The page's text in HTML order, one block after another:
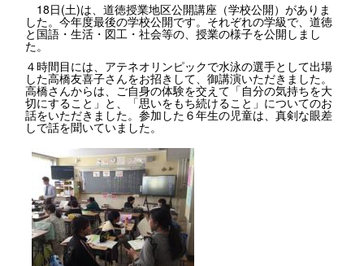
18日(土)は、道徳授業地区公開講座（学校公開）がありま
した。今年度最後の学校公開です。それぞれの学級で、道徳
と国語・生活・図工・社会等の、授業の様子を公開しまし
た。
４時間目には、アテネオリンピックで水泳の選手として出場
した高橋友喜子さんをお招きして、御講演いただきました。
高橋さんからは、ご自身の体験を交えて「自分の気持ちを大
切にすること」と、「思いをもち続けること」についてのお
話をいただきました。参加した６年生の児童は、真剣な眼差
しで話を聞いていました。